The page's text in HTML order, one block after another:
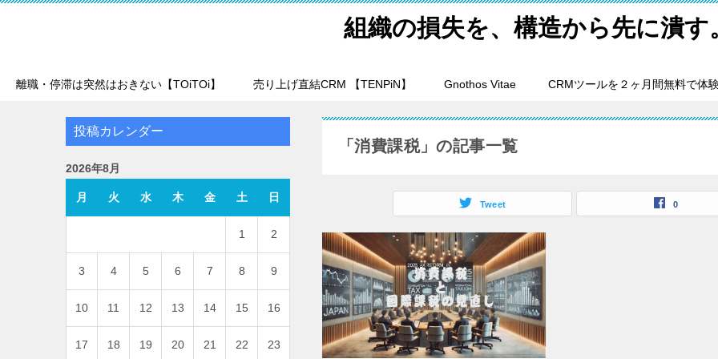
組織の損失を、構造から先に潰す
離職・停滞は突然はおきない【TOiTOi】 売り上げ直結CRM 【TENPiN】 Gnothos Vitae CRMツールを２ヶ月間無料で体
「消費課税」の記事一覧
Tweet 0
投稿カレンダー
2026年8月
月 火 水 木 金 土 日
1 2
3 4 5 6 7 8 9
10 11 12 13 14 15 16
17 18 19 20 21 22 23